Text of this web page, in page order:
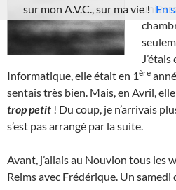
J’étais
Informatique, elle était en 1ère
sentais très bien. Mais, en Avril, elle
trop petit ! Du coup, je n’arrivais
s’est pas arrangé par la suite.
Avant, j’allais au Nouvion tous les
Reims avec Frédérique. Un
sur mon A.V.C., sur ma vie ! En